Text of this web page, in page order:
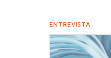
ENTREVISTA